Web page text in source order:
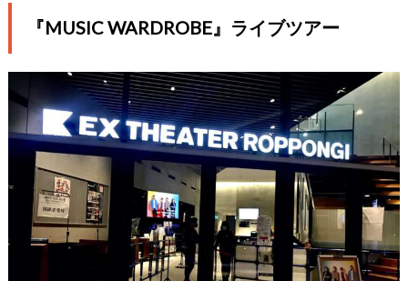
『MUSIC WARDROBE』ライブツアー